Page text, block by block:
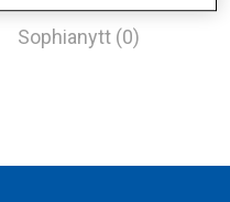
Sophianytt (0)